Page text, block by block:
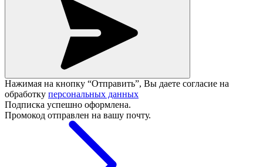
Нажимая на кнопку “Отправить”, Вы даете согласие на
обработку персональных данных
Подписка успешно оформлена.
Промокод отправлен на вашу почту.